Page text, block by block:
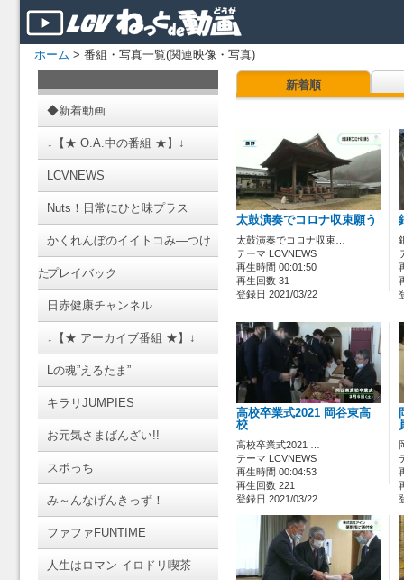
ホーム > 番組・写真一覧(関連映像・写真)
◆新着動画
↓【★ O.A.中の番組 ★】↓
LCVNEWS
Nuts！日常にひと味プラス
かくれんぼのイイトコみ―つけ
たプレイバック
日赤健康チャンネル
↓【★ アーカイブ番組 ★】↓
Lの魂”えるたま”
キラリJUMPIES
お元気さまばんざい!!
スポっち
み～んなげんきっず！
ファファFUNTIME
人生はロマン イロドリ喫茶
新着順
太鼓演奏でコロナ収束願う
太鼓演奏でコロナ収束…
テーマ LCVNEWS
再生時間 00:01:50
再生回数 31
登録日 2021/03/22
高校卒業式2021 岡谷東高
校
高校卒業式2021 …
テーマ LCVNEWS
再生時間 00:04:53
再生回数 221
登録日 2021/03/22